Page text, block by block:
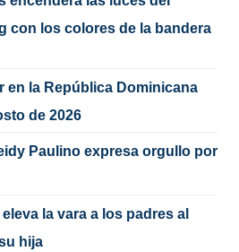
con los colores de la bandera
en la República Dominicana
de 2026
Paulino expresa orgullo por
la vara a los padres al
hija